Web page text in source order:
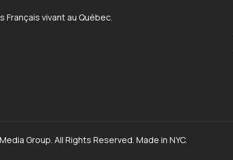
vivant au Québec.
Group. All Rights Reserved. Made in NYC.